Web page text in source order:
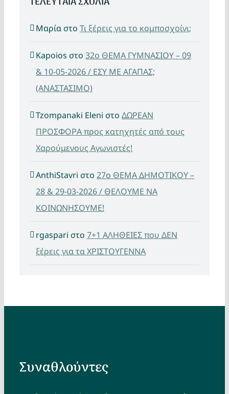
Μαρία στο Τι ξέρεις για το κομποσχοίνι;
Kapoios στο 32ο ΘΕΜΑ ΓΥΜΝΑΣΙΟΥ – 09
& 10-05-2026 / ΕΣΥ ΜΕ ΑΓΑΠΑΣ;
(ΑΝΑΣΤΑΣΙΜΟ)
Tzompanaki Eleni στο ΔΩΡΕΑΝ
ΠΡΟΣΦΟΡΑ προς κατηχητές από τους
Χαρούμενους Αγωνιστές!
AnthiStavri στο 27ο ΘΕΜΑ ΔΗΜΟΤΙΚΟΥ –
28 & 29-03-2026 / ΘΕΛΟΥΜΕ ΝΑ
ΚΟΙΝΩΝΗΣΟΥΜΕ!
rgaspari στο 7+1 ΑΛΗΘΕΙΕΣ που ΔΕΝ
ξέρεις για τα ΧΡΙΣΤΟΥΓΕΝΝΑ
Συναθλούντες